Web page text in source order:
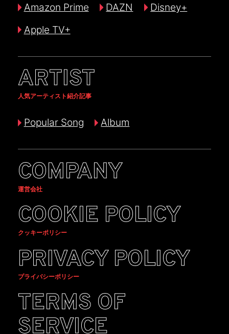
Amazon Prime
DAZN
Disney+
Apple TV+
ARTIST
人気アーティスト紹介記事
Popular Song Album
COMPANY
運営会社
COOKIE POLICY
クッキーポリシー
PRIVACY POLICY
プライバシーポリシー
TERMS OF
SERVICE